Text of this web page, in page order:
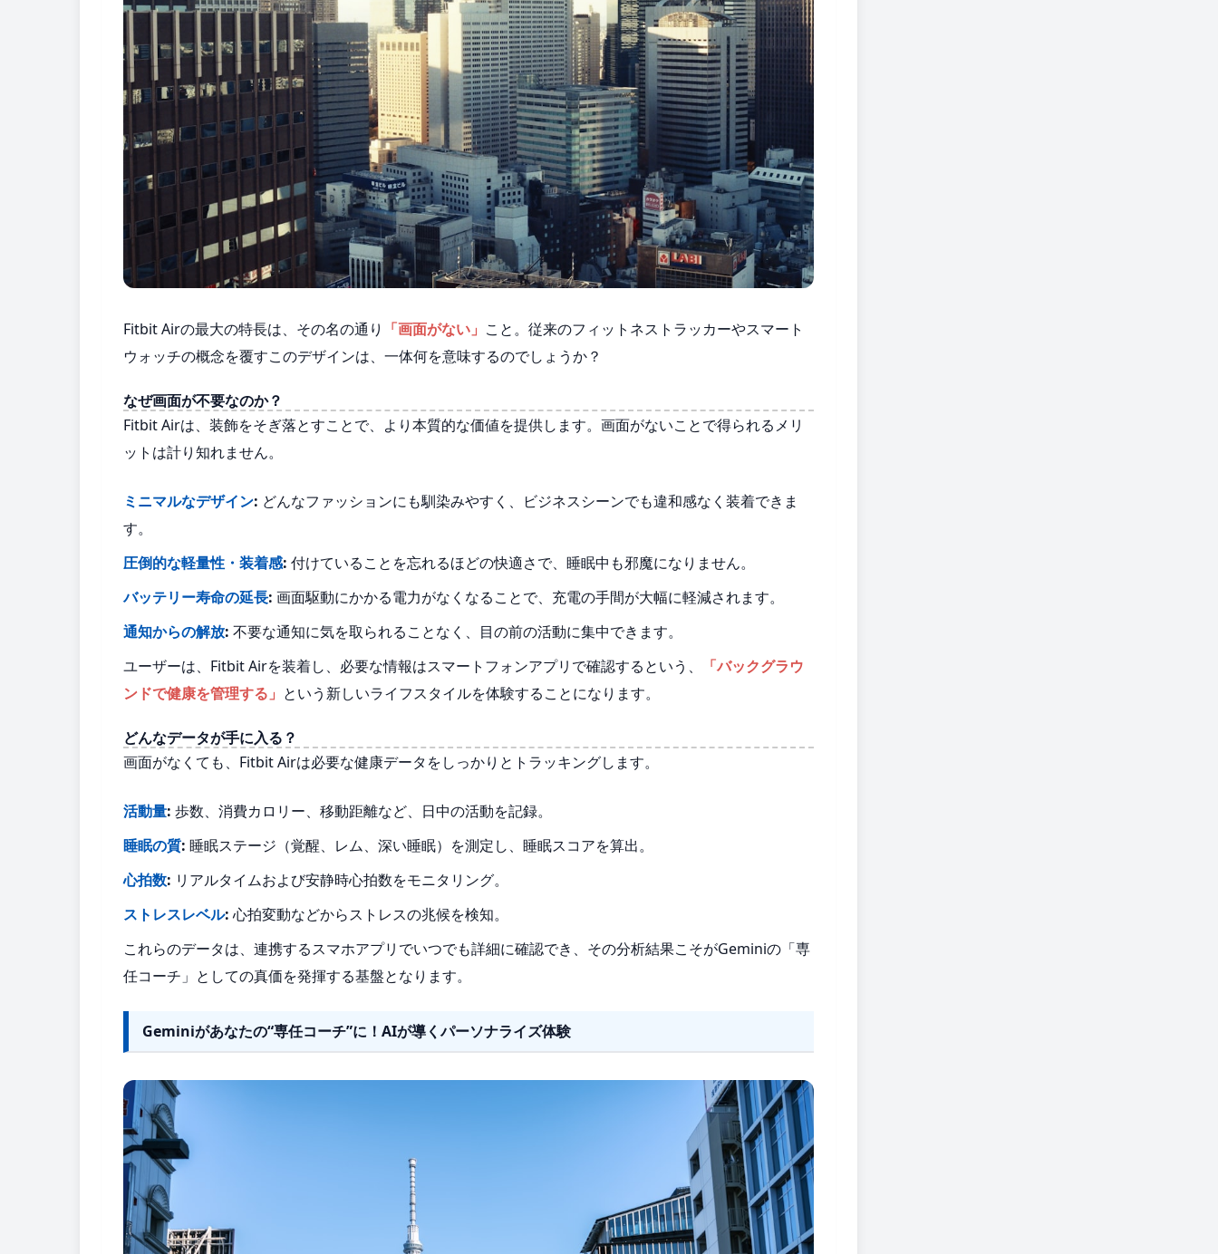
Fitbit Airの最大の特長は、その名の通り 「画面がない」 こと。従来のフィットネストラッカーやスマート
ウォッチの概念を覆すこのデザインは、一体何を意味するのでしょうか？
なぜ画面が不要なのか？
Fitbit Airは、装飾をそぎ落とすことで、より本質的な価値を提供します。画面がないことで得られるメリ
ットは計り知れません。
ミニマルなデザイン: どんなファッションにも馴染みやすく、ビジネスシーンでも違和感なく装着できま
す。
圧倒的な軽量性・装着感: 付けていることを忘れるほどの快適さで、睡眠中も邪魔になりません。
バッテリー寿命の延長: 画面駆動にかかる電力がなくなることで、充電の手間が大幅に軽減されます。
通知からの解放: 不要な通知に気を取られることなく、目の前の活動に集中できます。
ユーザーは、Fitbit Airを装着し、必要な情報はスマートフォンアプリで確認するという、
「バックグラウ
ンドで健康を管理する」 という新しいライフスタイルを体験することになります。
どんなデータが手に入る？
画面がなくても、Fitbit Airは必要な健康データをしっかりとトラッキングします。
活動量: 歩数、消費カロリー、移動距離など、日中の活動を記録。
睡眠の質: 睡眠ステージ（覚醒、レム、深い睡眠）を測定し、睡眠スコアを算出。
心拍数: リアルタイムおよび安静時心拍数をモニタリング。
ストレスレベル: 心拍変動などからストレスの兆候を検知。
これらのデータは、連携するスマホアプリでいつでも詳細に確認でき、その分析結果こそがGeminiの「専
任コーチ」としての真価を発揮する基盤となります。
Geminiがあなたの“専任コーチ”に！AIが導くパーソナライズ体験